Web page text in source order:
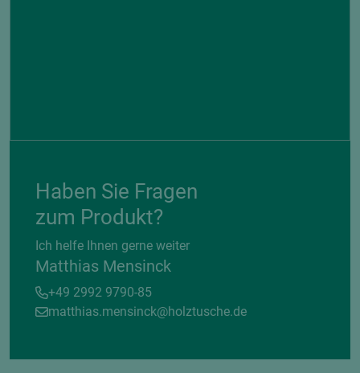
Haben Sie Fragen
zum Produkt?
Ich helfe Ihnen gerne weiter
Matthias Mensinck
+49 2992 9790-85
matthias.mensinck@holztusche.de